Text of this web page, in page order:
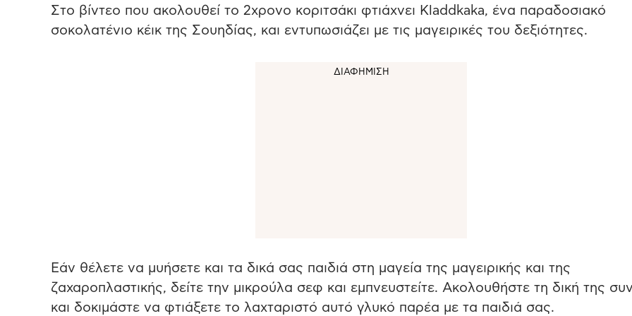
Στο βίντεο που ακολουθεί το 2χρονο κοριτσάκι φτιάχνει Kladdkaka, ένα παραδοσιακό
σοκολατένιο κέικ της Σουηδίας, και εντυπωσιάζει με τις μαγειρικές του δεξιότητες.
Εάν θέλετε να μυήσετε και τα δικά σας παιδιά στη μαγεία της μαγειρικής και της
ζαχαροπλαστικής, δείτε την μικρούλα σεφ και εμπνευστείτε. Ακολουθήστε τη δική της
και δοκιμάστε να φτιάξετε το λαχταριστό αυτό γλυκό παρέα με τα παιδιά σας.